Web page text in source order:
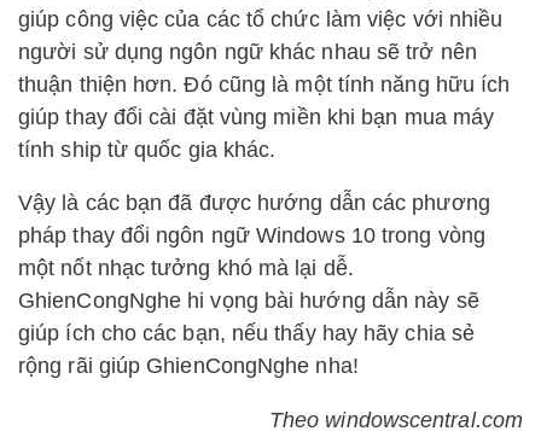
giúp công việc của các tổ chức làm việc với nhiều
người sử dụng ngôn ngữ khác nhau sẽ trở nên
thuận thiện hơn. Đó cũng là một tính năng hữu ích
giúp thay đổi cài đặt vùng miền khi bạn mua máy
tính ship từ quốc gia khác.
Vậy là các bạn đã được hướng dẫn các phương
pháp thay đổi ngôn ngữ Windows 10 trong vòng
một nốt nhạc tưởng khó mà lại dễ.
GhienCongNghe hi vọng bài hướng dẫn này sẽ
giúp ích cho các bạn, nếu thấy hay hãy chia sẻ
rộng rãi giúp GhienCongNghe nha!
Theo windowscentral.com